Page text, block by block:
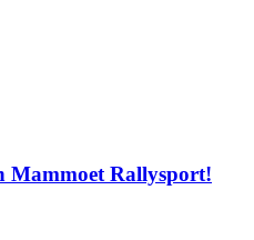
Mammoet Rallysport!